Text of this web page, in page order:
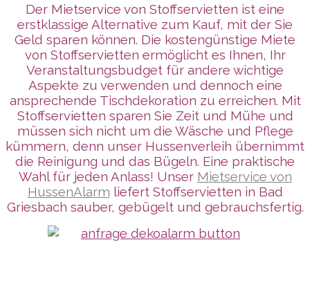
Der Mietservice von Stoffservietten ist eine
erstklassige Alternative zum Kauf, mit der Sie
Geld sparen können. Die kostengünstige Miete
von Stoffservietten ermöglicht es Ihnen, Ihr
Veranstaltungsbudget für andere wichtige
Aspekte zu verwenden und dennoch eine
ansprechende Tischdekoration zu erreichen. Mit
Stoffservietten sparen Sie Zeit und Mühe und
müssen sich nicht um die Wäsche und Pflege
kümmern, denn unser Hussenverleih übernimmt
die Reinigung und das Bügeln. Eine praktische
Wahl für jeden Anlass! Unser Mietservice von
HussenAlarm liefert Stoffservietten in Bad
Griesbach sauber, gebügelt und gebrauchsfertig.